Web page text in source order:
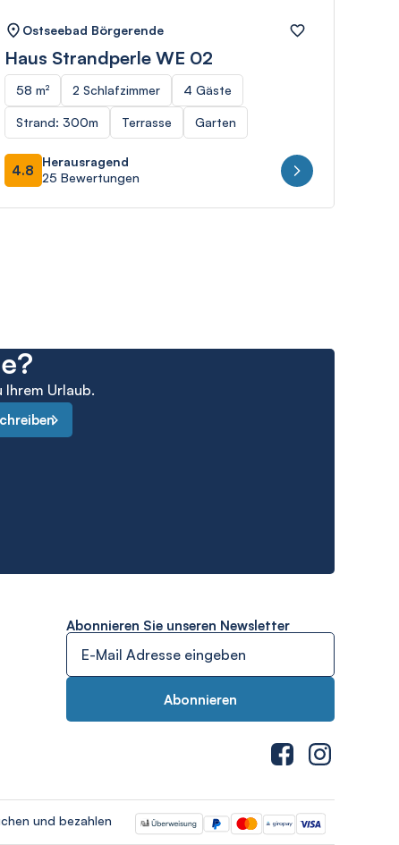
Ostseebad Börgerende
Haus Strandperle WE 02
58 m² 2 Schlafzimmer 4 Gäste
Strand: 300m Terrasse Garten
4.8
Herausragend
25 Bewertungen
Ihrem Urlaub.
Abonnieren Sie unseren Newsletter
und bezahlen